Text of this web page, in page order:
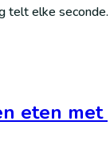
telt elke
eten met